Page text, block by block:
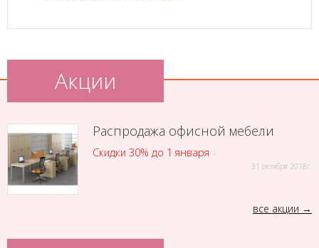
Акции
Распродажа офисной мебели
Скидки 30% до 1 января
31 октября 2018г.
все акции